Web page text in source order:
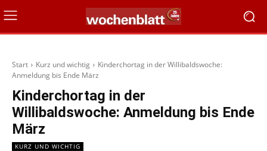
Start Kurz und wichtig
Kinderchortag in der Willibaldswoche:
Anmeldung bis Ende März
Kinderchortag in der
Willibaldswoche: Anmeldung bis Ende
März
KURZ UND WICHTIG